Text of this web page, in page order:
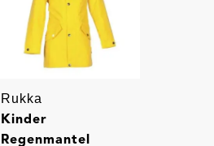
Rukka
Kinder
Regenmantel